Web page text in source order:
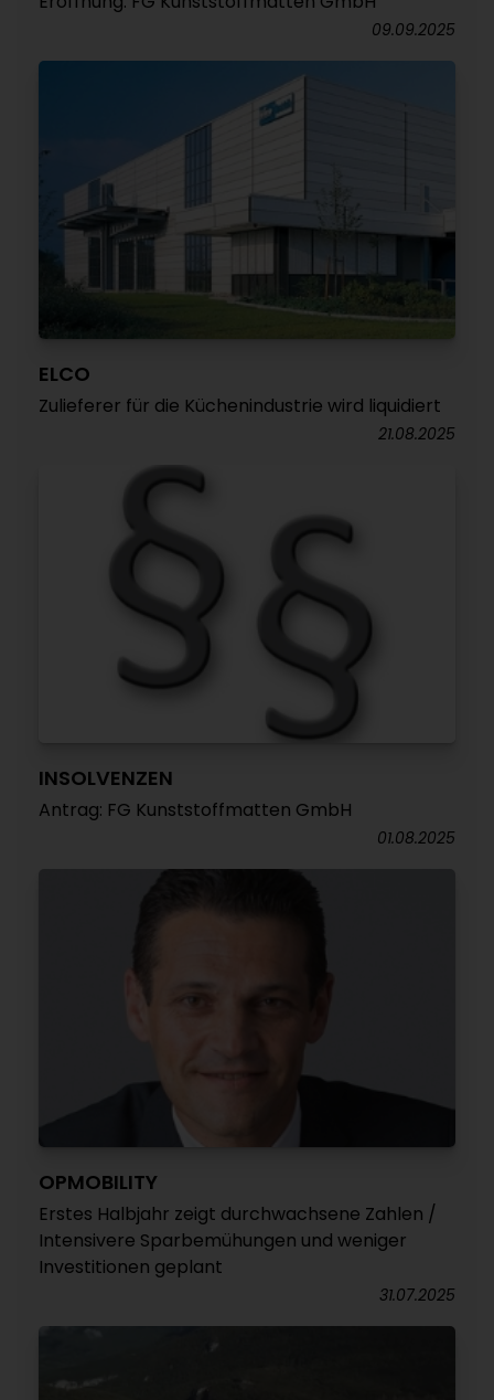
09.09.2025
ELCO
Zulieferer für die Küchenindustrie wird liquidiert
21.08.2025
INSOLVENZEN
Antrag: FG Kunststoffmatten GmbH
01.08.2025
OPMOBILITY
Erstes Halbjahr zeigt durchwachsene Zahlen /
Intensivere Sparbemühungen und weniger
Investitionen geplant
31.07.2025